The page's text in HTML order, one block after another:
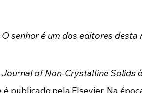
O senhor é um dos editores
Journal of Non-Crystalline Solids
é publicado pela Elsevier. Na